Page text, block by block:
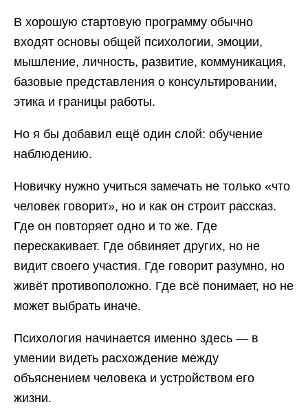
В хорошую стартовую программу обычно
входят основы общей психологии, эмоции,
мышление, личность, развитие, коммуникация,
базовые представления о консультировании,
этика и границы работы.
Но я бы добавил ещё один слой: обучение
наблюдению.
Новичку нужно учиться замечать не только «что
человек говорит», но и как он строит рассказ.
Где он повторяет одно и то же. Где
перескакивает. Где обвиняет других, но не
видит своего участия. Где говорит разумно, но
живёт противоположно. Где всё понимает, но не
может выбрать иначе.
Психология начинается именно здесь — в
умении видеть расхождение между
объяснением человека и устройством его
жизни.